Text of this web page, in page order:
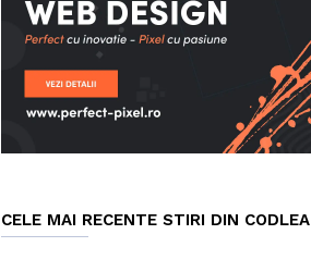
CELE MAI RECENTE STIRI DIN CODLEA